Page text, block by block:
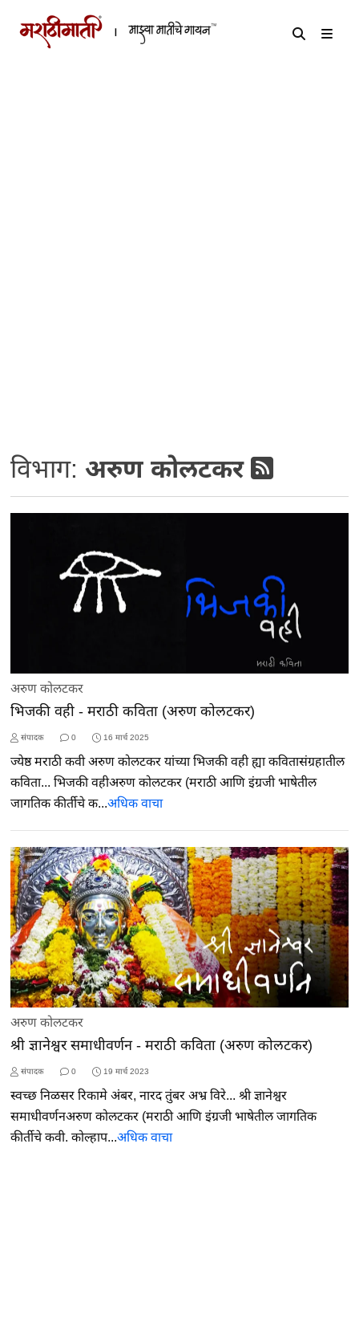
विभाग: अरुण कोलटकर
अरुण कोलटकर
भिजकी वही - मराठी कविता (अरुण कोलटकर)
संपादक 0 16 मार्च 2025
ज्येष्ठ मराठी कवी अरुण कोलटकर यांच्या भिजकी वही ह्या कवितासंग्रहातील
कविता... भिजकी वहीअरुण कोलटकर (मराठी आणि इंग्रजी भाषेतील
जागतिक कीर्तीचे क...अधिक वाचा
अरुण कोलटकर
श्री ज्ञानेश्वर समाधीवर्णन - मराठी कविता (अरुण कोलटकर)
संपादक 0 19 मार्च 2023
स्वच्छ निळसर रिकामे अंबर, नारद तुंबर अभ्र विरे... श्री ज्ञानेश्वर
समाधीवर्णनअरुण कोलटकर (मराठी आणि इंग्रजी भाषेतील जागतिक
कीर्तीचे कवी. कोल्हाप...अधिक वाचा